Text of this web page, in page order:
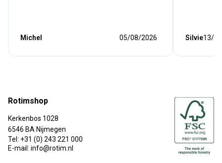
Michel 05/08/2026 Silvie13/
Rotimshop
Kerkenbos 1028
6546 BA Nijmegen
Tel: +31 (0) 243 221 000
E-mail: info@rotim.nl